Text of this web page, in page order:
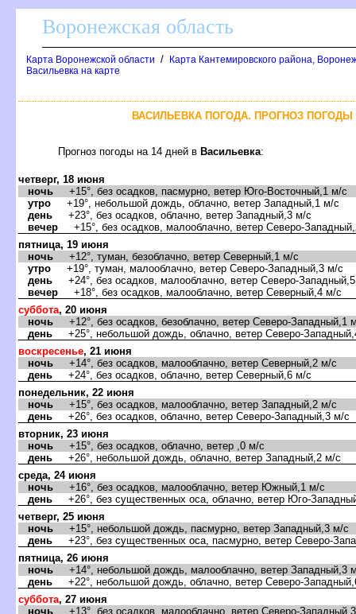
оронежская область
Карта Воронежской области /
Карта Кантемировского района,
асильевка на карте
АСИЛЬЕВКА ПОГОДА. ПРОГНОЗ ПОГОДЫ
Прогноз погоды на 14 дней асильевка:
четверг, 18 июня
ночь +15°, без осадков, пасмурно, ветер Юго-Восточный,1 м/с
утро +19°, небольшой дождь, облачно, ветер Западный,1 м/с
день +23°, без осадков, облачно, ветер Западный,3 м/с
ечер +15°, без осадков, малооблачно, ветер Северо-
пятница, 19 июня
ночь +12°, туман, безоблачно, ветер Северный,1 м/с
утро +19°, туман, малооблачно, ветер Северо-Западный,3 м/с
день +24°, без осадков, малооблачно, ветер Северо-
ечер +18°, без осадков, малооблачно, ветер Северный,4 м/с
суббота, 20 июня
ночь +12°, без осадков, безоблачно, ветер Северо-Западный,1
день +25°, небольшой дождь, облачно, ветер Северо-
оскресенье, 21 июня
ночь +14°, без осадков, малооблачно, ветер Северный,2 м/с
день +24°, без осадков, облачно, ветер Северный,6 м/с
понедельник, 22 июня
ночь +15°, без осадков, малооблачно, ветер Западный,2 м/с
день +26°, без осадков, облачно, ветер Северо-Западный,3 м/с
торник, 23 июня
ночь +15°, без осадков, облачно, ветер ,0 м/с
день +26°, небольшой дождь, облачно, ветер Западный,2 м/с
среда, 24 июня
ночь +16°, без осадков, малооблачно, ветер Южный,1 м/с
день +26°, без существенных оса, облачно, ветер Юго-
четверг, 25 июня
ночь +15°, небольшой дождь, пасмурно, ветер Западный,3 м/с
день +23°, без существенных оса, пасмурно, ветер Северо-
пятница, 26 июня
ночь +14°, небольшой дождь, малооблачно, ветер Западный,3
день +22°, небольшой дождь, облачно, ветер Северо-
суббота, 27 июня
ночь +13°, без осадков, малооблачно, ветер Северо-